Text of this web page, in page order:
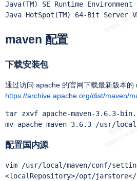
Java(TM) SE Runtime
Java HotSpot(TM) 64-Bit Server
maven 配置
下载安装包
通过访问 apache 的官网下载最新版本的
https://archive.apache.org/dist/maven/
tar zxvf apache-maven-3.6.3-
mv apache-maven-3.6.3 /usr/
配置国内源
vim /usr/local/maven/conf/
<localRepository>/opt/